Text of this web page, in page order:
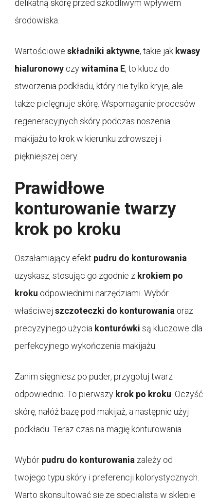
delikatną skórę przed szkodliwym wpływem
środowiska.
Wartościowe składniki aktywne, takie jak kwasy
hialuronowy czywitamina E, to klucz do
stworzenia podkładu, który nie tylko kryje, ale
także pielęgnuje skórę. Wspomaganie procesów
regeneracyjnych skóry podczas noszenia
makijażu to krok w kierunku zdrowszej i
piękniejszej cery.
Prawidłowe
konturowanie twarzy
krok po kroku
Oszałamiający efekt pudru do konturowania
uzyskasz, stosując go zgodnie z krokiem po
kroku odpowiednimi narzędziami. Wybór
właściwej szczoteczki do konturowania oraz
precyzyjnego użycia konturówki są kluczowe dla
perfekcyjnego wykończenia makijażu.
Zanim sięgniesz po puder, przygotuj twarz
odpowiednio. To pierwszy krok po kroku . Oczyść
skórę, nałóż bazę pod makijaż, a następnie użyj
podkładu. Teraz czas na magię konturowania.
Wybór pudru do konturowania zależy od
twojego typu skóry i preferencji kolorystycznych.
Warto skonsultować się ze specjalistą w sklepie